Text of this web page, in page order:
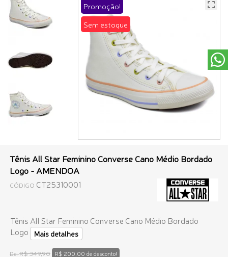
Promoção!
Sem estoque
Tênis All Star Feminino Converse Cano Médio Bordado
Logo - AMENDOA
CÓDIGO CT25310001
Tênis All Star Feminino Converse Cano Médio Bordado
Logo
Mais detalhes
De:R$ 349,90 R$ 200,00 de desconto!